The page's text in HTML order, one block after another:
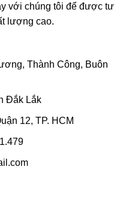
với chúng tôi để được tư
lượng cao.
Thành Công, Buôn
Đắk Lắk
12, TP. HCM